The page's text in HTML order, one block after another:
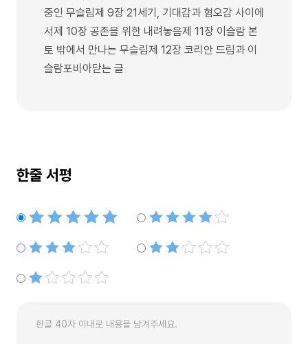
중인 무슬림제 9장 21세기, 기대감과 혐오감 사이에
서제 10장 공존을 위한 내려놓음제 11장 이슬람 본
토 밖에서 만나는 무슬림제 12장 코리안 드림과 이
슬람포비아닫는 글
한줄 서평
별점5개 별점4개
별점3개 별점2개
별점1개